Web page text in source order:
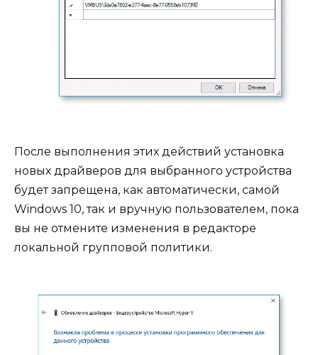
После выполнения этих действий установка
новых драйверов для выбранного устройства
будет запрещена, как автоматически, самой
Windows 10, так и вручную пользователем, пока
вы не отмените изменения в редакторе
локальной групповой политики.